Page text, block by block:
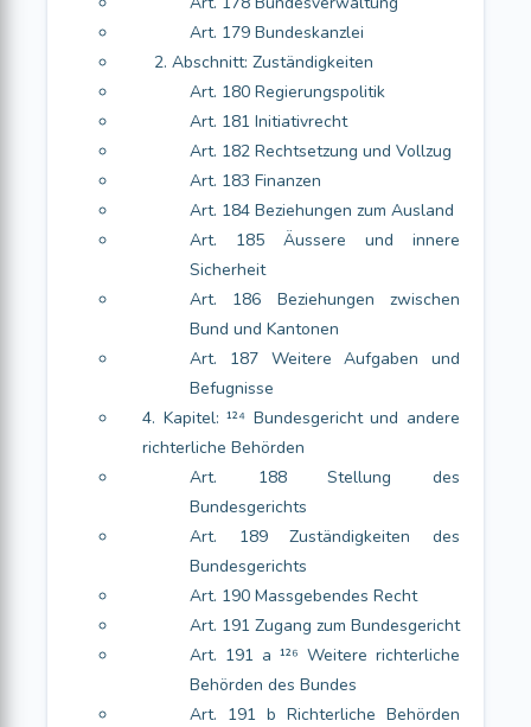
Art. 179 Bundeskanzlei
2. Abschnitt: Zuständigkeiten
Art. 180 Regierungspolitik
Art. 181 Initiativrecht
Art. 182 Rechtsetzung und Vollzug
Art. 183 Finanzen
Art. 184 Beziehungen zum Ausland
Art. 185 Äussere und innere
Sicherheit
Art. 186 Beziehungen zwischen
Bund und Kantonen
Art. 187 Weitere Aufgaben und
Befugnisse
4. Kapitel: ¹²⁴ Bundesgericht und andere
richterliche Behörden
Art. 188 Stellung des
Bundesgerichts
Art. 189 Zuständigkeiten des
Bundesgerichts
Art. 190 Massgebendes Recht
Art. 191 Zugang zum Bundesgericht
Art. 191 a ¹²⁶ Weitere richterliche
Behörden des Bundes
Art. 191 b Richterliche Behörden